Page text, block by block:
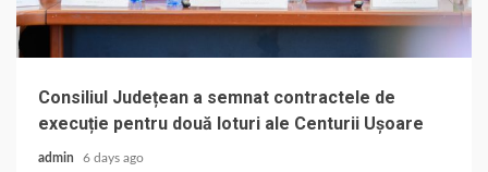
Consiliul Județean a semnat contractele de
execuție pentru două loturi ale Centurii Ușoare
admin 6 days ago